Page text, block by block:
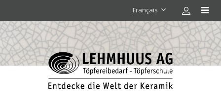
Français